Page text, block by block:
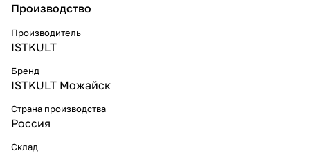
Производство
Производитель
ISTKULT
Бренд
ISTKULT Можайск
Страна производства
Россия
Склад